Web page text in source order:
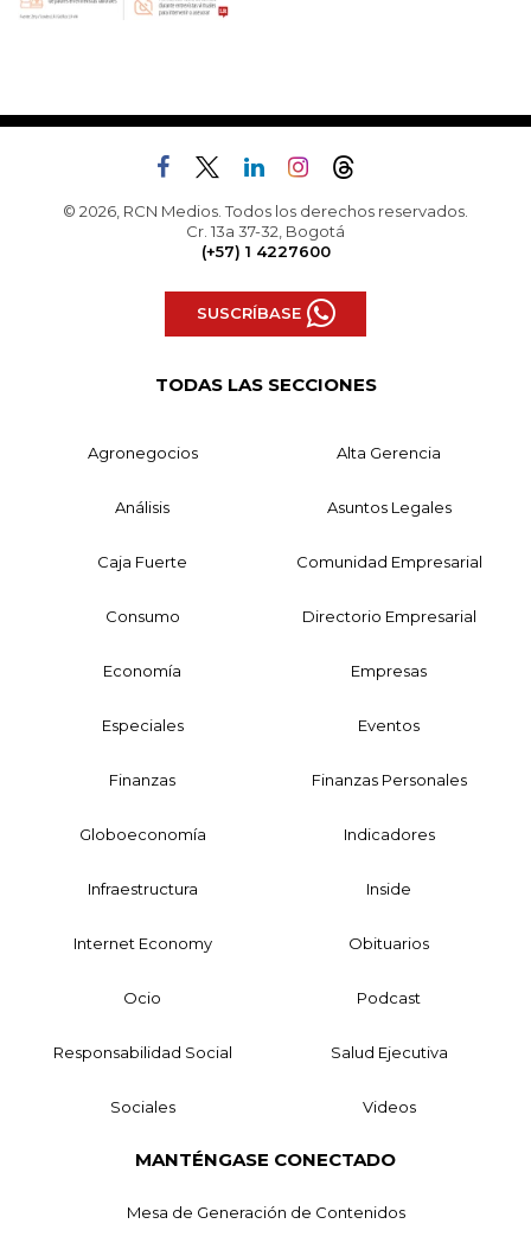
© 2026, RCN Medios. Todos los derechos reservados.
Cr. 13a 37-32, Bogotá
(+57) 1 4227600
SUSCRÍBASE
TODAS LAS SECCIONES
Agronegocios Alta Gerencia
Análisis Asuntos Legales
Caja Fuerte Comunidad Empresarial
Consumo Directorio Empresarial
Economía Empresas
Especiales Eventos
Finanzas Finanzas Personales
Globoeconomía Indicadores
Infraestructura Inside
Internet Economy Obituarios
Ocio Podcast
Responsabilidad Social Salud Ejecutiva
Sociales Videos
MANTÉNGASE CONECTADO
Mesa de Generación de Contenidos